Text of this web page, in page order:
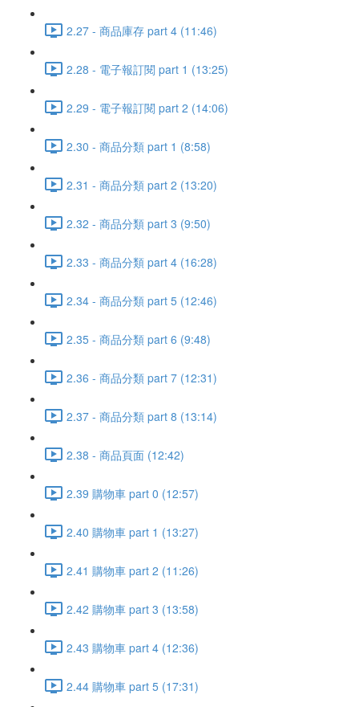
2.27 - 商品庫存 part 4 (11:46)
2.28 - 電子報訂閱 part 1 (13:25)
2.29 - 電子報訂閱 part 2 (14:06)
2.30 - 商品分類 part 1 (8:58)
2.31 - 商品分類 part 2 (13:20)
2.32 - 商品分類 part 3 (9:50)
2.33 - 商品分類 part 4 (16:28)
2.34 - 商品分類 part 5 (12:46)
2.35 - 商品分類 part 6 (9:48)
2.36 - 商品分類 part 7 (12:31)
2.37 - 商品分類 part 8 (13:14)
2.38 - 商品頁面 (12:42)
2.39 購物車 part 0 (12:57)
2.40 購物車 part 1 (13:27)
2.41 購物車 part 2 (11:26)
2.42 購物車 part 3 (13:58)
2.43 購物車 part 4 (12:36)
2.44 購物車 part 5 (17:31)